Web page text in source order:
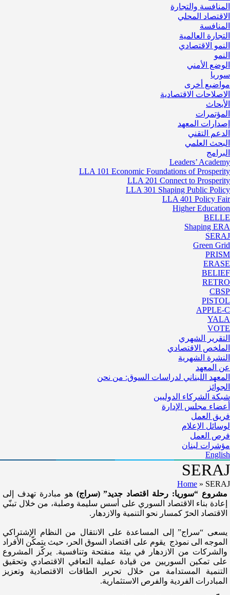
المنافسة والتجارة
الاقتصاد المحلي
المنافسة
التجارة العالمية
النمو الاقتصادي
النمو
الوضع الأمني
سوريا
مواضيع أخرى
الاصلاحات الاقتصادية
الأبحاث
المؤتمرات
إصدارات المعهد
الدعم التقني
البحث العلمي
البرامج
Leaders’ Academy
LLA 101 Economic Foundations of Prosperity
LLA 201 Connect to Prosperity
LLA 301 Shaping Public Policy
LLA 401 Policy Fair
Higher Education
BELLE
Shaping ERA
SERAJ
Green Grid
PRISM
ERASE
BELIEF
RETRO
CBSP
PISTOL
APPLE-C
YALA
VOTE
التقرير الشهري
الملخص الاقتصادي
النشرة الشهرية
عن المعهد
المعهد اللبناني لدراسات السوق: من نحن
الجوائز
شبكة الشركاء الدوليين
أعضاء مجلس الإدارة
فريق العمل
لوسائل الإعلام
فرص العمل
مؤشرات لبنان
English
SERAJ
Home » SERAJ
مشروع “سوريا: رحلة اقتصاد جديد” (سراج) هو مبادرة تهدف إلى
إعادة بناء الاقتصاد السوري على أسس سليمة وصلبة، من خلال تبنّي
الاقتصاد الحرّ كمسار نحو التنمية والازدهار.
يسعى “سراج” إلى المساعدة على الانتقال من النظام الإشتراكي
الموجه الى نموذج يقوم على اقتصاد السوق الحر، حيث يتمكّن الأفراد
والشركات من الازدهار في بيئة منفتحة وتنافسية. يركّز المشروع
على تمكين السوريين من قيادة عملية التعافي الاقتصادي وتحقيق
التنمية المستدامة من خلال تحرير الطاقات الاقتصادية وتعزيز
المبادرات الفردية والفرص الاستثمارية.